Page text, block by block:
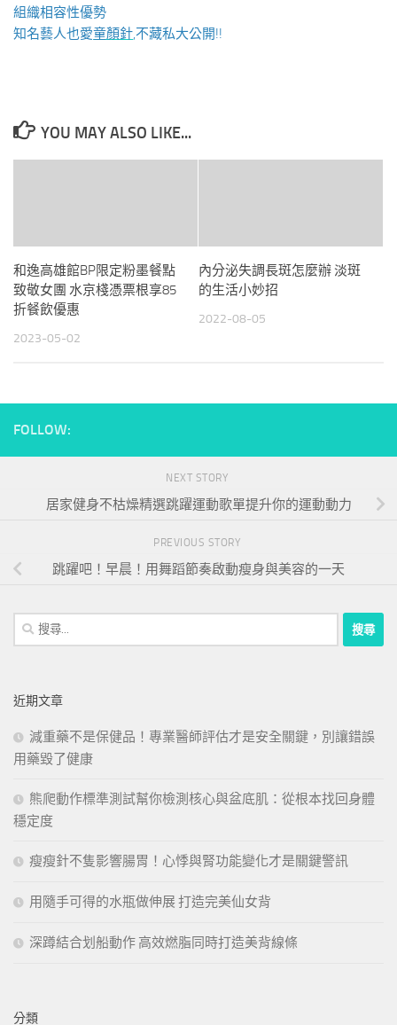
組織相容性優勢
知名藝人也愛童顏針,不藏私大公開!!
YOU MAY ALSO LIKE...
和逸高雄館BP限定粉墨餐點
致敬女團 水京棧憑票根享85
折餐飲優惠
2023-05-02
內分泌失調長斑怎麼辦 淡斑
的生活小妙招
2022-08-05
FOLLOW:
NEXT STORY
居家健身不枯燥精選跳躍運動歌單提升你的運動動力
PREVIOUS STORY
跳躍吧！早晨！用舞蹈節奏啟動瘦身與美容的一天
搜
尋
字:
近期文章
減重藥不是保健品！專業醫師評估才是安全關鍵，別讓錯誤
用藥毀了健康
熊爬動作標準測試幫你檢測核心與盆底肌：從根本找回身體
穩定度
瘦瘦針不隻影響腸胃！心悸與腎功能變化才是關鍵警訊
用隨手可得的水瓶做伸展 打造完美仙女背
深蹲結合划船動作 高效燃脂同時打造美背線條
分類